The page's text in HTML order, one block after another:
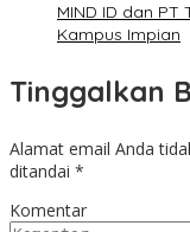
MIND ID dan PT
Kampus Impian
Tinggalkan
Alamat email Anda
ditandai *
Komentar